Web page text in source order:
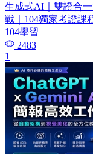
生成式AI｜雙證合
戰｜104獨家考證課
104學習
2483
1